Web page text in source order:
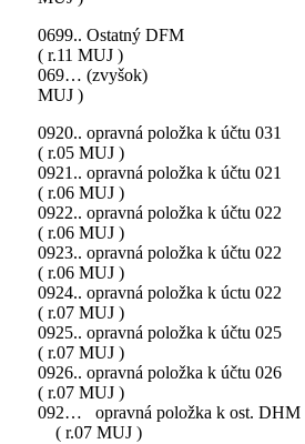
0699.. Ostatný DFM –
( r.11 MUJ )
069…
MUJ )
0920.. opravná
( r.05 MUJ )
0921.. opravná
( r.06 MUJ )
0922.. opravná
( r.06 MUJ )
0923.. opravná
( r.06 MUJ )
0924.. opravná
( r.07 MUJ )
0925.. opravná
( r.07 MUJ )
0926.. opravná
( r.07 MUJ )
092… opravná
( r.07 MUJ )